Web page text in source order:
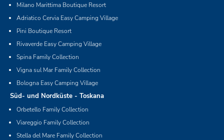
Milano Marittima Boutique Resort
Adriatico Cervia Easy Camping Village
Pini Boutique Resort
Rivaverde Easy Camping Village
Spina Family Collection
Vigna sul Mar Family Collection
Bologna Easy Camping Village
Süd- und Nordküste - Toskana
Orbetello Family Collection
Viareggio Family Collection
Stella del Mare Family Collection